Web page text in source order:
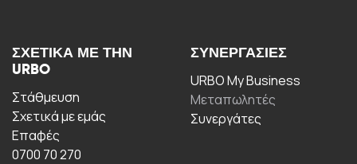
ΣΧΕΤΙΚΆ ΜΕ ΤΗΝ
URBO
Στάθμευση
Σχετικά με εμάς
Επαφές
0700 70 270
ΣΥΝΕΡΓΑΣΊΕΣ
URBO My Business
Μεταπωλητές
Συνεργάτες